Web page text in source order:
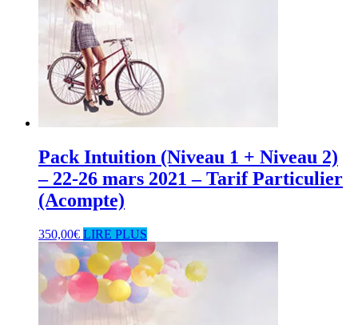
Pack Intuition (Niveau 1 + Niveau 2)
– 22-26 mars 2021 – Tarif Particulier
(Acompte)
350,00€ LIRE PLUS